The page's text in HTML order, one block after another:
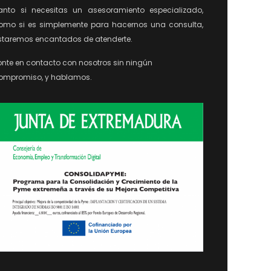
si necesitas un asesoramiento especializado,
si es simplemente para hacernos una consulta,
encantados de atenderte.
en contacto con nosotros sin ningún
y hablamos.